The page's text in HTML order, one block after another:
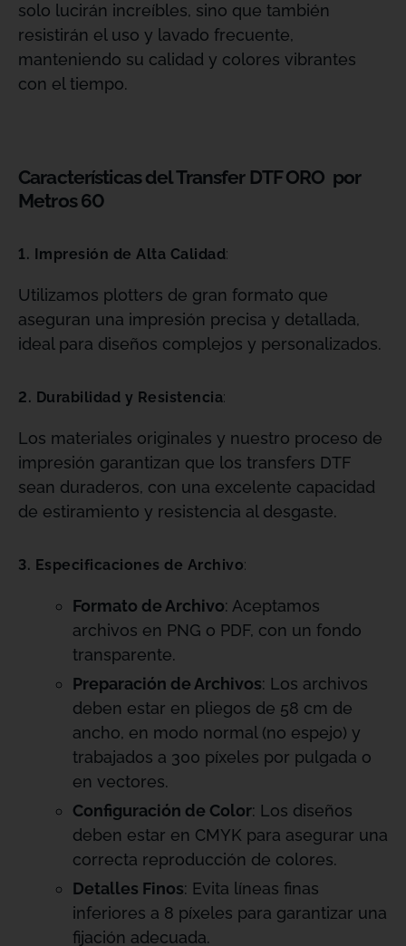
solo lucirán increíbles, sino que también
resistirán el uso y lavado frecuente,
manteniendo su calidad y colores vibrantes
con el tiempo.
Características del Transfer DTF ORO por
Metros 60
1. Impresión de Alta Calidad:
Utilizamos plotters de gran formato que
aseguran una impresión precisa y detallada,
ideal para diseños complejos y personalizados.
2. Durabilidad y Resistencia:
Los materiales originales y nuestro proceso de
impresión garantizan que los transfers DTF
sean duraderos, con una excelente capacidad
de estiramiento y resistencia al desgaste.
3. Especificaciones de Archivo:
Formato de Archivo: Aceptamos
archivos en PNG o PDF, con un fondo
transparente.
Preparación de Archivos: Los archivos
deben estar en pliegos de 58 cm de
ancho, en modo normal (no espejo) y
trabajados a 300 píxeles por pulgada o
en vectores.
Configuración de Color: Los diseños
deben estar en CMYK para asegurar una
correcta reproducción de colores.
Detalles Finos: Evita líneas finas
inferiores a 8 píxeles para garantizar una
fijación adecuada.